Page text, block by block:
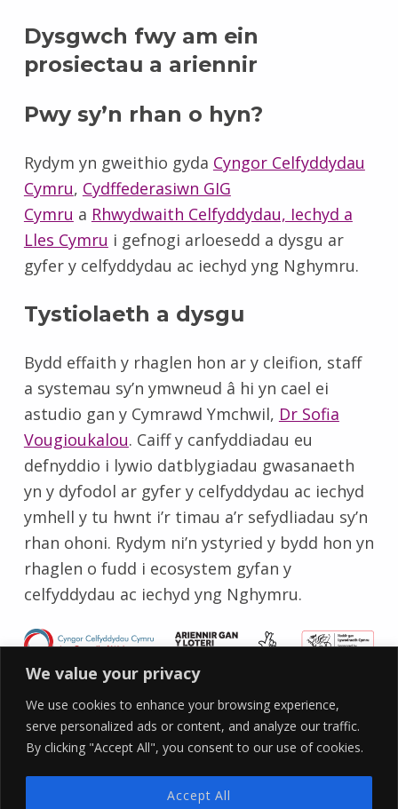
We value your privacy
We use cookies to enhance your browsing experience,
serve personalized ads or content, and analyze our traffic.
By clicking "Accept All", you consent to our use of cookies.
Accept All
Dysgwch fwy am ein
prosiectau a ariennir
Pwy sy’n rhan o hyn?
Rydym yn gweithio gyda Cyngor Celfyddydau
Cymru, Cydffederasiwn GIG
Cymru a Rhwydwaith Celfyddydau, Iechyd a
Lles Cymru i gefnogi arloesedd a dysgu ar
gyfer y celfyddydau ac iechyd yng Nghymru.
Tystiolaeth a dysgu
Bydd effaith y rhaglen hon ar y cleifion, staff
a systemau sy’n ymwneud â hi yn cael ei
astudio gan y Cymrawd Ymchwil, Dr Sofia
Vougioukalou. Caiff y canfyddiadau eu
defnyddio i lywio datblygiadau gwasanaeth
yn y dyfodol ar gyfer y celfyddydau ac iechyd
ymhell y tu hwnt i’r timau a’r sefydliadau sy’n
rhan ohoni. Rydym ni’n ystyried y bydd hon yn
rhaglen o fudd i ecosystem gyfan y
celfyddydau ac iechyd yng Nghymru.